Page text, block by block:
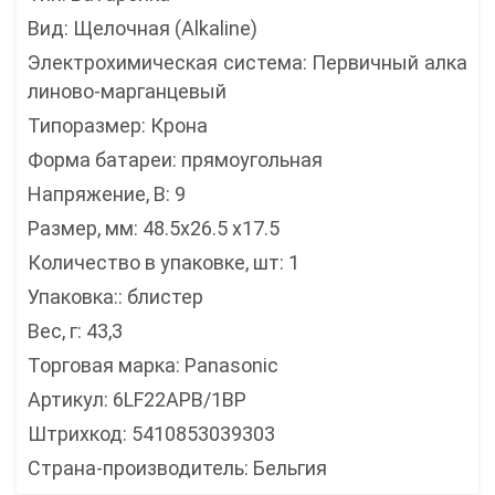
Вид: Щелочная (Alkaline)
Электрохимическая система: Первичный алка
линово-марганцевый
Типоразмер: Крона
Форма батареи: прямоугольная
Напряжение, В: 9
Размер, мм: 48.5x26.5 x17.5
Количество в упаковке, шт: 1
Упаковка:: блистер
Вес, г: 43,3
Торговая марка: Panasonic
Артикул: 6LF22APB/1BP
Штрихкод: 5410853039303
Страна-производитель: Бельгия